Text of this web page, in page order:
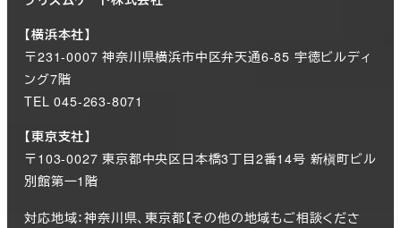
【横浜本社】
〒231-0007 神奈川県横浜市中区弁天通6-85 宇徳ビルディ
ング7階
TEL 045-263-8071
【東京支社】
〒103-0027 東京都中央区日本橋3丁目2番14号 新槇町ビル
別館第一1階
対応地域：神奈川県、東京都【その他の地域もご相談くださ